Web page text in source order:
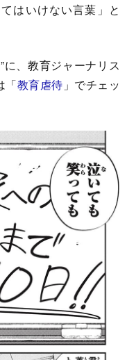
はいけない言葉」と
、教育ジャーナリス
「教育虐待 」でチェッ